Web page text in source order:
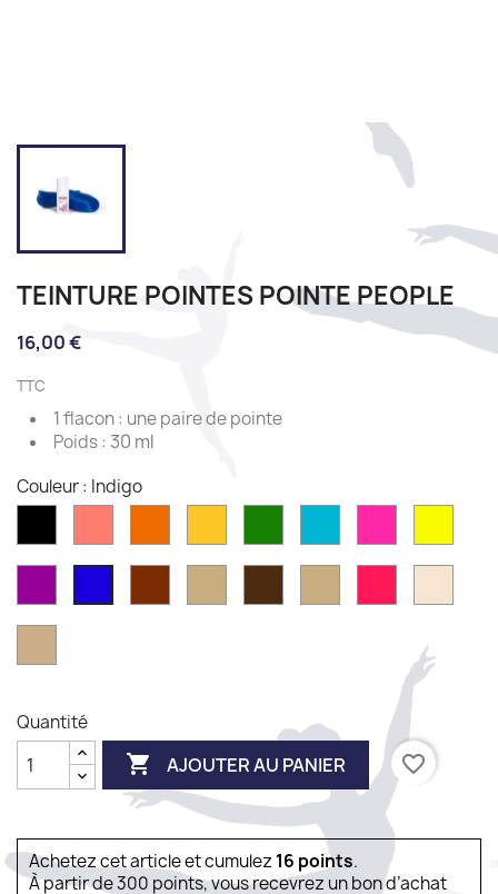
TEINTURE POINTES POINTE PEOPLE
16,00 €
TTC
1 flacon : une paire de pointe
Poids : 30 ml
Couleur : Indigo
Quantité
 AJOUTER AU PANIER favorite_border
Achetez cet article et cumulez 16 points.
À partir de 300 points, vous recevrez un bon d’achat